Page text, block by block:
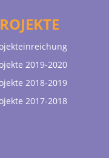
2019-2020
2018-2019
2017-2018